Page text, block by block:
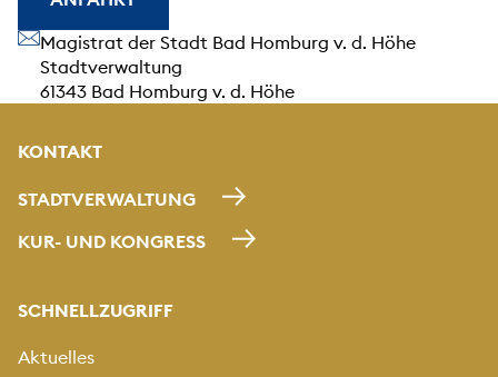
Unsere Anschrift
Magistrat der Stadt Bad Homburg v. d. Höhe
Stadtverwaltung
61343 Bad Homburg v. d. Höhe
KONTAKT
STADTVERWALTUNG
KUR- UND KONGRESS
SCHNELLZUGRIFF
Aktuelles